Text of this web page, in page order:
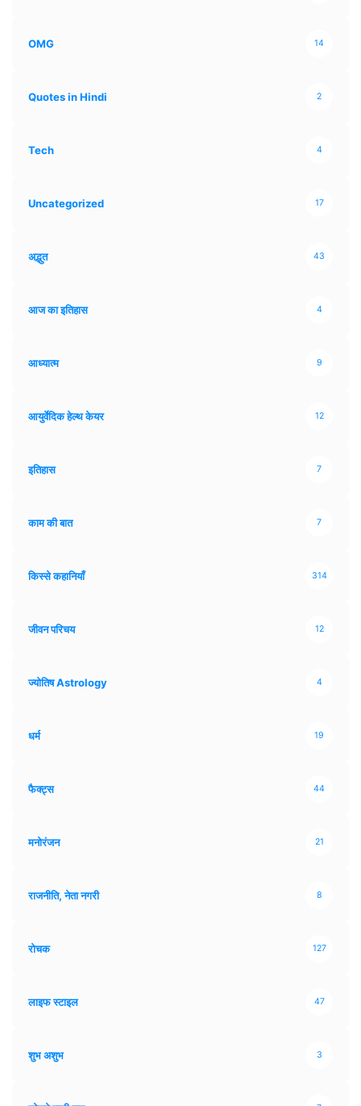
OMG 14
Quotes in Hindi 2
Tech 4
Uncategorized 17
अद्भुत 43
आज का इतिहास 4
आध्यात्म 9
आयुर्वेदिक हेल्थ केयर 12
इतिहास 7
काम की बात 7
किस्से कहानियाँ 314
जीवन परिचय 12
ज्योतिष Astrology 4
धर्म 19
फैक्ट्स 44
मनोरंजन 21
राजनीति, नेता नगरी 8
रोचक 127
लाइफ स्टाइल 47
शुभ अशुभ 3